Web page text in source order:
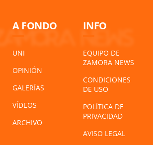
A FONDO
UNI
OPINIÓN
GALERÍAS
VÍDEOS
ARCHIVO
INFO
EQUIPO DE
ZAMORA NEWS
CONDICIONES
DE USO
POLÍTICA DE
PRIVACIDAD
AVISO LEGAL